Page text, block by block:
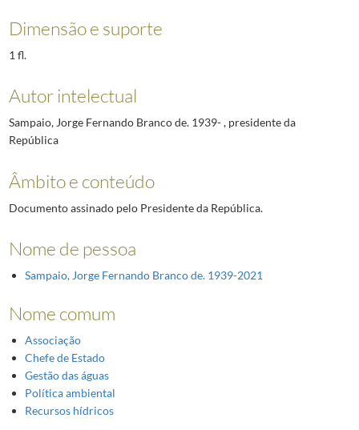
Dimensão e suporte
1 fl.
Autor intelectual
Sampaio, Jorge Fernando Branco de. 1939- , presidente da
República
Âmbito e conteúdo
Documento assinado pelo Presidente da República.
Nome de pessoa
Sampaio, Jorge Fernando Branco de. 1939-2021
Nome comum
Associação
Chefe de Estado
Gestão das águas
Política ambiental
Recursos hídricos